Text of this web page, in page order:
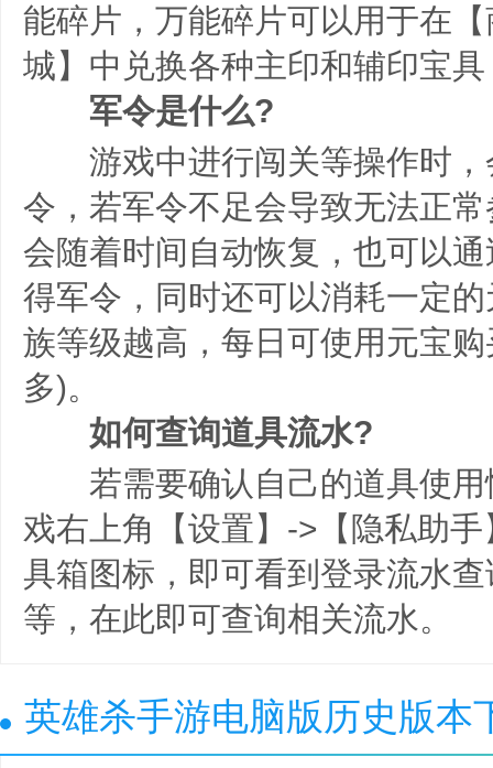
能碎片，万能碎片可以用于在
城】中兑换各种主印和辅印宝
军令是什么?
游戏中进行闯关等操作时，
令，若军令不足会导致无法正
会随着时间自动恢复，也可以
得军令，同时还可以消耗一定
族等级越高，每日可使用元宝
多)。
如何查询道具流水?
若需要确认自己的道具使用
戏右上角【设置】->【隐私助
具箱图标，即可看到登录流水
等，在此即可查询相关流水。
英雄杀手游电脑版历史版本